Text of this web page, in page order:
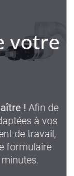
votre
! Afin de
à vos
de travail,
formulaire